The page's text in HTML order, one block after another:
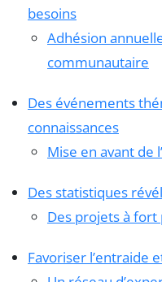
besoins
Adhésion
communautaire
Des événements
connaissances
Mise en avant de
Des statistiques
Des projets à
Favoriser l’entraide